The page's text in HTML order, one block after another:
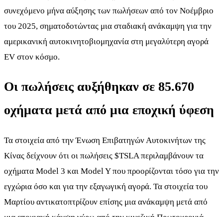
συνεχόμενο μήνα αύξησης των πωλήσεων από τον Νοέμβριο
του 2025, σηματοδοτώντας μια σταδιακή ανάκαμψη για την
αμερικανική αυτοκινητοβιομηχανία στη μεγαλύτερη αγορά
EV στον κόσμο.
Οι πωλήσεις αυξήθηκαν σε 85.670
οχήματα μετά από μια εποχική ύφεση
Τα στοιχεία από την Ένωση Επιβατηγών Αυτοκινήτων της
Κίνας δείχνουν ότι οι πωλήσεις $TSLA περιλαμβάνουν τα
οχήματα Model 3 και Model Y που προορίζονται τόσο για την
εγχώρια όσο και για την εξαγωγική αγορά. Τα στοιχεία του
Μαρτίου αντικατοπτρίζουν επίσης μια ανάκαμψη μετά από